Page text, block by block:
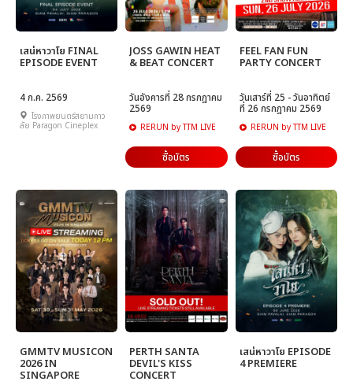
เสน่หาวาโย FINAL
EPISODE EVENT
4 ก.ค. 2569
โรงภาพยนตร์สยามภาว
ลัย Paragon Cineplex
JOSS GAWIN HEAT
& BEAT CONCERT
วันอังคารที่ 28 กรกฎาคม
2569
RERUN by TTM LIVE
ซื้อบัตร
FEEL FAN FUN
PARTY CONCERT
วันเสาร์ที่ 25 - วันอาทิตย์
ที่ 26 กรกฎาคม 2569
RERUN by TTM LIVE
ซื้อบัตร
GMMTV MUSICON
2026 IN
SINGAPORE
PERTH SANTA
DEVIL'S KISS
CONCERT
เสน่หาวาโย EPISODE
4 PREMIERE